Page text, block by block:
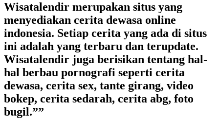
Wisatalendir merupakan situs yang
menyediakan cerita dewasa online
indonesia. Setiap cerita yang ada di situs
ini adalah yang terbaru dan terupdate.
Wisatalendir juga berisikan tentang hal-
hal berbau pornografi seperti cerita
dewasa, cerita sex, tante girang, video
bokep, cerita sedarah, cerita abg, foto
bugil.””